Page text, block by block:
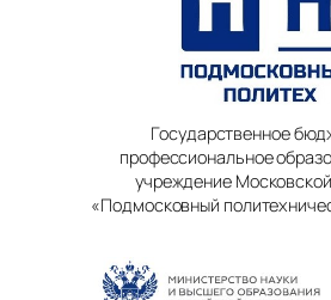
Государственное
профессиональное
учреждение
«Подмосковный